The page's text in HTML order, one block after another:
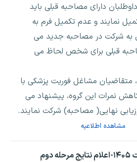
دارای مصاحبه قبلی باید
نمایند و عدم تکمیل فرم به
به شرکت در مصاحبه جدید می
قبلی برای شخص لحاظ می
متقاضیان مشاغل فوریت پزشکی با
نمرات این گروه، پیشنهاد می
نهایی( مصاحبه) شرکت نمایند.
مشاهده اطلاعیه
خبر ۲۲ اردیبهشت ۱۴۰۵-اعلام نتایج مرحله دوم